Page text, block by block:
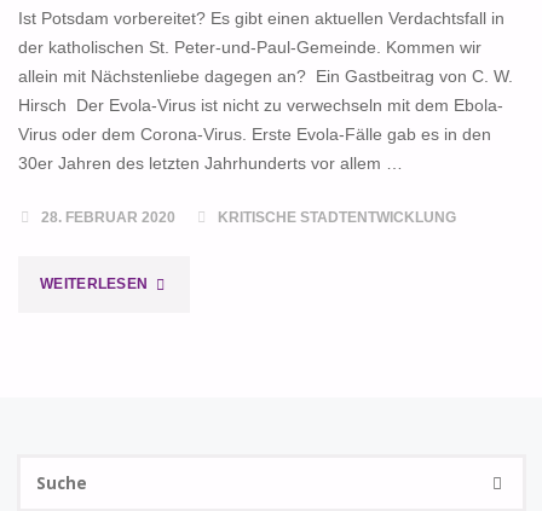
DENKMALSCHUTZ"
Ist Potsdam vorbereitet? Es gibt einen aktuellen Verdachtsfall in
der katholischen St. Peter-und-Paul-Gemeinde. Kommen wir
allein mit Nächstenliebe dagegen an? Ein Gastbeitrag von C. W.
Hirsch Der Evola-Virus ist nicht zu verwechseln mit dem Ebola-
Virus oder dem Corona-Virus. Erste Evola-Fälle gab es in den
30er Jahren des letzten Jahrhunderts vor allem …
28. FEBRUAR 2020 KRITISCHE STADTENTWICKLUNG
WEITERLESEN "EVOLA-
SUCHE